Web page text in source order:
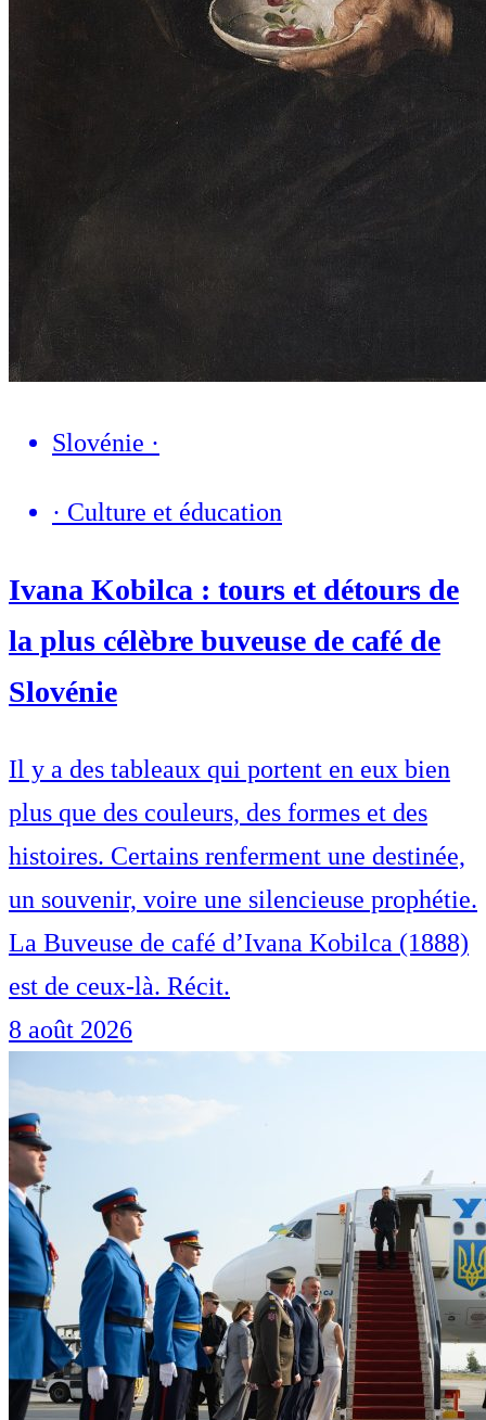
Slovénie ·
· Culture et éducation
Ivana Kobilca : tours et détours de
la plus célèbre buveuse de café de
Slovénie
Il y a des tableaux qui portent en eux bien
plus que des couleurs, des formes et des
histoires. Certains renferment une destinée,
un souvenir, voire une silencieuse prophétie.
La Buveuse de café d’Ivana Kobilca (1888)
est de ceux-là. Récit.
8 août 2026